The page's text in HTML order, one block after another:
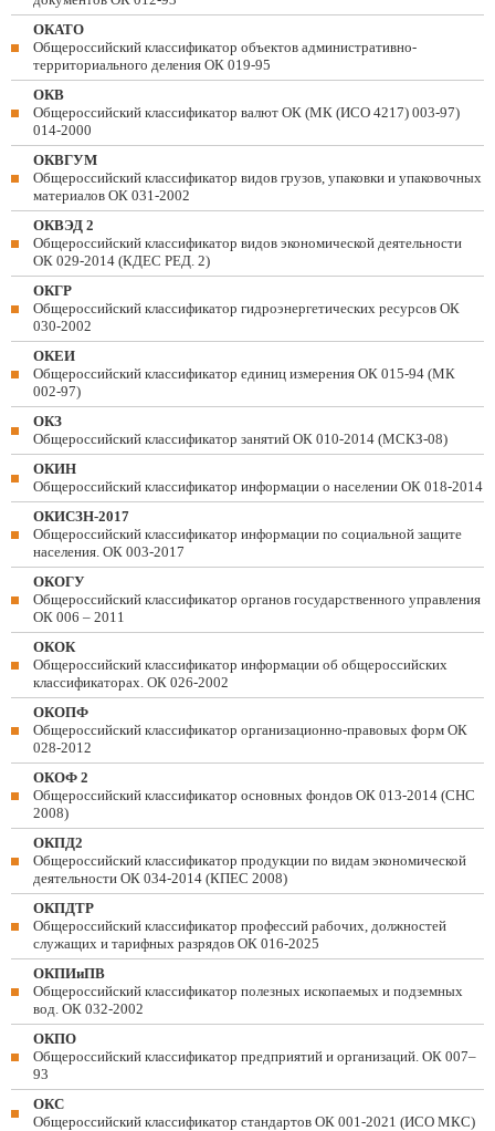
ОКАТО
Общероссийский классификатор объектов административно-
территориального деления ОК 019-95
ОКВ
Общероссийский классификатор валют ОК (МК (ИСО 4217) 003-97)
014-2000
ОКВГУМ
Общероссийский классификатор видов грузов, упаковки и упаковочных
материалов ОК 031-2002
ОКВЭД 2
Общероссийский классификатор видов экономической деятельности
ОК 029-2014 (КДЕС РЕД. 2)
ОКГР
Общероссийский классификатор гидроэнергетических ресурсов ОК
030-2002
ОКЕИ
Общероссийский классификатор единиц измерения ОК 015-94 (МК
002-97)
ОКЗ
Общероссийский классификатор занятий ОК 010-2014 (МСКЗ-08)
ОКИН
Общероссийский классификатор информации о населении ОК 018-2014
ОКИСЗН-2017
Общероссийский классификатор информации по социальной защите
населения. ОК 003-2017
ОКОГУ
Общероссийский классификатор органов государственного управления
ОК 006 – 2011
ОКОК
Общероссийский классификатор информации об общероссийских
классификаторах. ОК 026-2002
ОКОПФ
Общероссийский классификатор организационно-правовых форм ОК
028-2012
ОКОФ 2
Общероссийский классификатор основных фондов ОК 013-2014 (СНС
2008)
ОКПД2
Общероссийский классификатор продукции по видам экономической
деятельности ОК 034-2014 (КПЕС 2008)
ОКПДТР
Общероссийский классификатор профессий рабочих, должностей
служащих и тарифных разрядов ОК 016-2025
ОКПИиПВ
Общероссийский классификатор полезных ископаемых и подземных
вод. ОК 032-2002
ОКПО
Общероссийский классификатор предприятий и организаций. ОК 007–
93
ОКС
Общероссийский классификатор стандартов ОК 001-2021 (ИСО МКС)